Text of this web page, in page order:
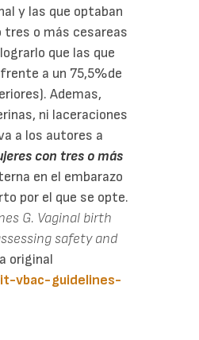
y las que optaban
tres o más cesareas
que las que
a un 75,5%de
Ademas,
ni laceraciones
a los autores a
con tres o más
en el embarazo
por el que se opte.
G. Vaginal birth
safety and
original
vbac-guidelines-